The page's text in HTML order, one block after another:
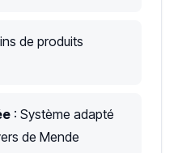
de produits
: Système adapté
de Mende